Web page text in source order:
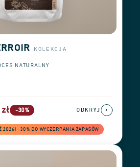
KOLEKCJA
NATURALNY
-30%
2026! −30% DO WYCZERPANIA ZAPASÓW
ODKRYJ ›